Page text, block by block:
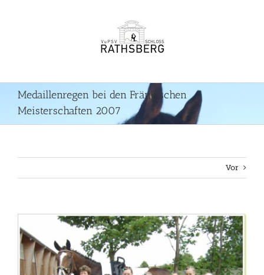
Medaillenregen bei den Fränkischen
Meisterschaften 2007
Vor
grösseres
Bild